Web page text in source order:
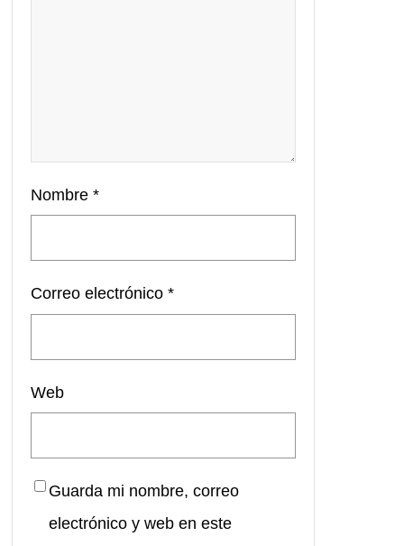
Nombre *
Correo electrónico *
Web
Guarda mi nombre, correo
electrónico y web en este